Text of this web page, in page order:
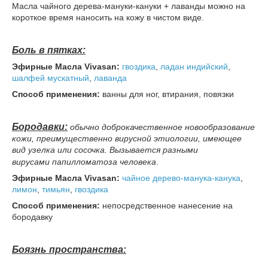
Масла чайного дерева-мануки-кануки + лаванды можно на
короткое время наносить на кожу в чистом виде.
Боль в пятках:
Эфирные Масла Vivasan: гвоздика ладан индийский
шалфей мускатный
лаванда
Способ применения: ванны для ног, втирания, повязки
Бородавки: обычно доброкачественное новообразование
кожи, преимущественно вирусной этиологии, имеющее
вид узелка или сосочка. Вызывается разными
вирусами папилломатоза человека
Эфирные Масла Vivasan: чайное дерево-манука-канука
лимон тимьян
гвоздика
Способ применения: непосредственное нанесение на
бородавку
Боязнь пространства: